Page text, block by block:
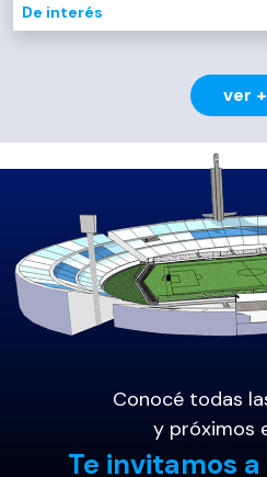
De interés
ver +
Conocé todas
y próximos
Te invitamos